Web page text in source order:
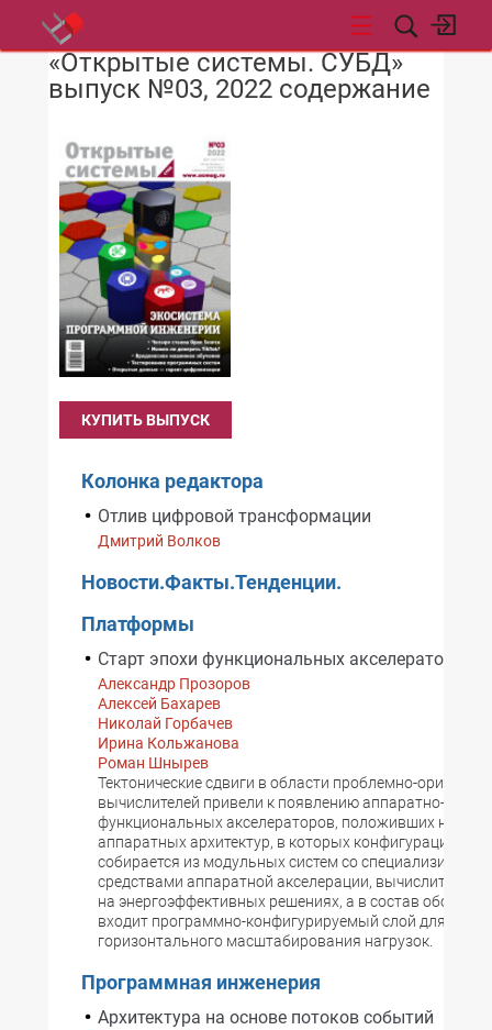
НОВОСТИ
«Открытые системы. СУБД»
выпуск №03, 2022 содержание
КУПИТЬ ВЫПУСК
Колонка редактора
Отлив цифровой трансформации
Дмитрий Волков
Новости.Факты.Тенденции.
Платформы
Старт эпохи функциональных акселераторов
Александр Прозоров
Алексей Бахарев
Николай Горбачев
Ирина Кольжанова
Роман Шнырев
Тектонические сдвиги в области проблемно-
вычислителей привели к появлению аппаратно-
функциональных акселераторов, положивших начало
аппаратных архитектур, в которых конфигурация
собирается из модульных систем со
средствами аппаратной акселерации,
на энергоэффективных решениях, а в состав
входит программно-конфигурируемый слой для
горизонтального масштабирования нагрузок.
Программная инженерия
Архитектура на основе потоков событий